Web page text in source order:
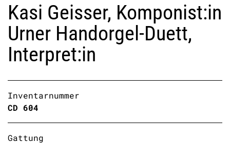
Kasi Geisser, Komponist:in
Urner Handorgel-Duett,
Interpret:in
Inventarnummer
Gattung